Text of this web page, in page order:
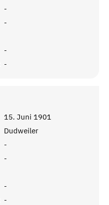
-
-
-
-
15. Juni 1901
Dudweiler
-
-
-
-